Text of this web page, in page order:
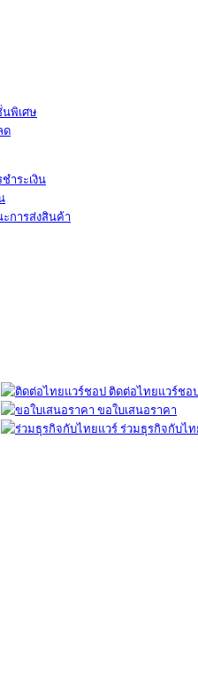
พิเศษ
ด
ำระเงิน
ะการส่งสินค้า
ติดต่อไทยแวร์ชอป
ขอใบเสนอราคา
ร่วมธุรกิจกับไท